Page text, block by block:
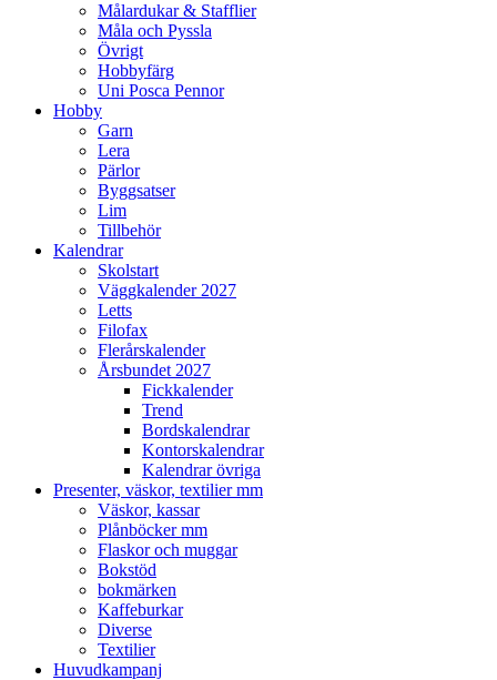
Målardukar & Stafflier
Måla och Pyssla
Övrigt
Hobbyfärg
Uni Posca Pennor
Hobby
Garn
Lera
Pärlor
Byggsatser
Lim
Tillbehör
Kalendrar
Skolstart
Väggkalender 2027
Letts
Filofax
Flerårskalender
Årsbundet 2027
Fickkalender
Trend
Bordskalendrar
Kontorskalendrar
Kalendrar övriga
Presenter, väskor, textilier mm
Väskor, kassar
Plånböcker mm
Flaskor och muggar
Bokstöd
bokmärken
Kaffeburkar
Diverse
Textilier
Huvudkampanj